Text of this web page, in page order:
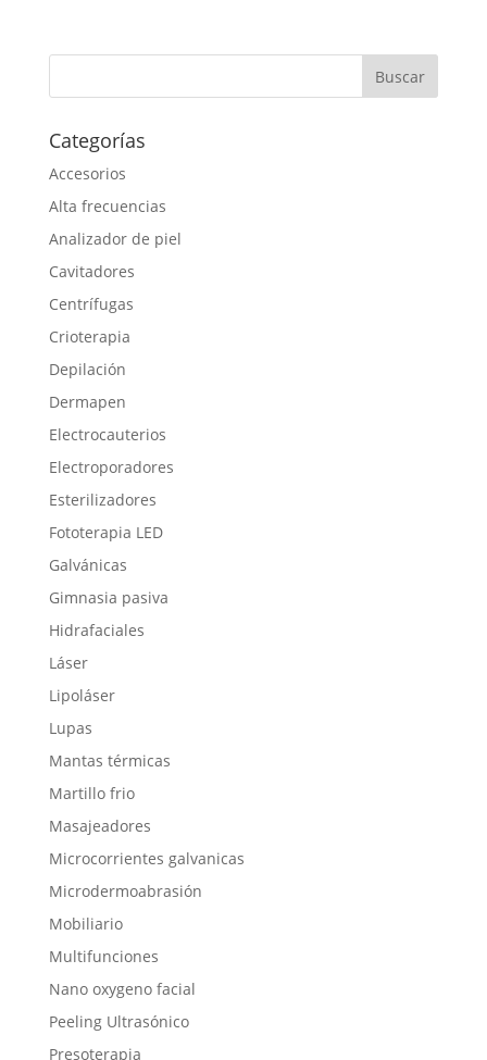
Categorías
Accesorios
Alta frecuencias
Analizador de piel
Cavitadores
Centrífugas
Crioterapia
Depilación
Dermapen
Electrocauterios
Electroporadores
Esterilizadores
Fototerapia LED
Galvánicas
Gimnasia pasiva
Hidrafaciales
Láser
Lipoláser
Lupas
Mantas térmicas
Martillo frio
Masajeadores
Microcorrientes galvanicas
Microdermoabrasión
Mobiliario
Multifunciones
Nano oxygeno facial
Peeling Ultrasónico
Presoterapia